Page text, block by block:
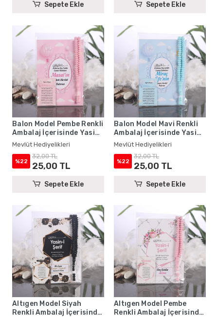
Sepete Ekle Sepete Ekle
Balon Model Pembe Renkli
Ambalaj İçerisinde Yasin
Kitabı, Magnet ve Tesbih -
Mevlüt Hediyelikleri
Mevlüt Hediyelikleri
%22
32,00 TL
25,00 TL
Sepete Ekle
Balon Model Mavi Renkli
Ambalaj İçerisinde Yasin
Kitabı, Magnet ve Tesbih -
Mevlüt Hediyelikleri
Mevlüt Hediyelikleri
%22
32,00 TL
25,00 TL
Sepete Ekle
Altıgen Model Siyah
Renkli Ambalaj İçerisinde
Altıgen Model Pembe
Renkli Ambalaj İçerisinde